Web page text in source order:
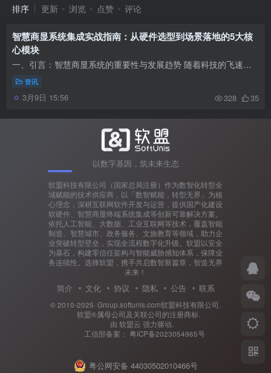
排序 更新 浏览 点赞 评论
智慧商显系统集成实战指南：从硬件选型到场景落地的5大核
心模块
一、引言：智慧商显系统的重要性与发展趋势 随着科技的飞速发展，商业显示系统已经渗透到我们生活的方方面面，从商场、酒店、会议室到教育、医疗等领域，智慧商显系统正以其独特的优势改变着传...
资讯
3月9日 15:56 328 35
以数字基因，筑未来生态
软盟科技有限公司（国家总局注册）作为数智化转型全
域赋能的技术供应商，以「数智赋能，转型无界」为核
心理念，深耕互联网软件开发与运营，提供国产化建设
软硬件、智慧商显终端系统集成等创新可靠解决方案。
依托人工智能、大数据、工业互联网等技术，覆盖智能
制造、智慧城市、政务服务、文旅教育等领域，助力企
业突破转型壁垒，实现全流程数字化升级。软盟以安全
为基石，构建零信任架构与智能威胁感知体系，保障业
务连续性。选择软盟，携手共启数智新篇章，智造无界
未来！
简介 文化 协议 隐私 公告 联系
© 2010-2025· Group.softunis.com软盟科技有限公司
软盟®属母公司及关联公司的注册商标.
由 软盟云 强力驱动.
工信部备案： 粤ICP备2023054965号
粤公网安备 44030502010466号